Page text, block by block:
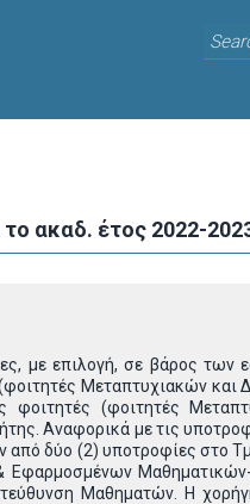
ακαδ. έτος 2022-
με επιλογή, σε βάρος των
Μεταπτυχιακών και
(φοιτητές
Αναφορικά με τις
δύο (2) υποτροφίες στο
Εφαρμοσμένων
Μαθηματών. Η